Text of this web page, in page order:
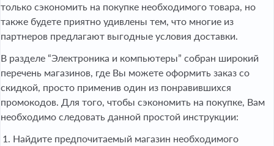
только сэкономить на покупке необходимого товара, но
также будете приятно удивлены тем, что многие из
партнеров предлагают выгодные условия доставки.
В разделе “Электроника и компьютеры” собран широкий
перечень магазинов, где Вы можете оформить заказ со
скидкой, просто применив один из понравившихся
промокодов. Для того, чтобы сэкономить на покупке, Вам
необходимо следовать данной простой инструкции:
Найдите предпочитаемый магазин необходимого